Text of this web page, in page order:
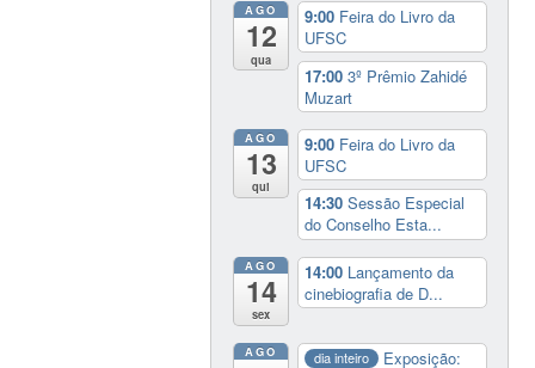
AGO
12
qua
9:00 Feira do Livro da
UFSC
17:003º Prêmio Zahidé
Muzart
AGO
13
qui
9:00 Feira do Livro da
UFSC
14:30Sessão Especial
do Conselho Esta...
AGO
14
sex
14:00 Lançamento da
cinebiografia de D...
AGO dia inteiro
Exposição: